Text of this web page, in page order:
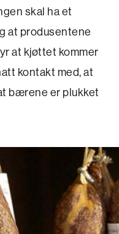
skal ha et
at produsentene
at kjøttet kommer
kontakt med, at
bærene er plukket